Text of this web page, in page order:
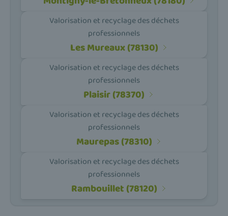
Valorisation et recyclage des déchets
professionnels
Les Mureaux (78130)
Valorisation et recyclage des déchets
professionnels
Plaisir (78370)
Valorisation et recyclage des déchets
professionnels
Maurepas (78310)
Valorisation et recyclage des déchets
professionnels
Rambouillet (78120)